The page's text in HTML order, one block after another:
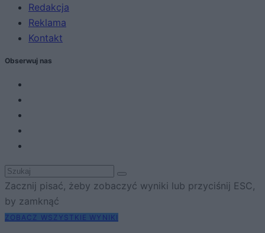
Redakcja
Reklama
Kontakt
Obserwuj nas
Zacznij pisać, żeby zobaczyć wyniki lub przyciśnij ESC,
by zamknąć
ZOBACZ WSZYSTKIE WYNIKI